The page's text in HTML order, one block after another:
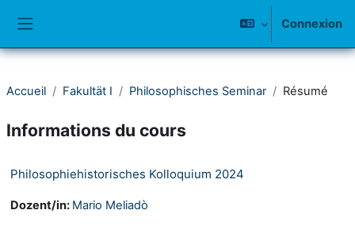
Connexion
Accueil Fakultät I Philosophisches Seminar Résumé
Informations du cours
Philosophiehistorisches Kolloquium 2024
Dozent/in: Mario Meliadò